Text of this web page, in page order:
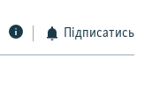
Підписатись